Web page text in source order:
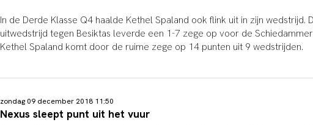
In de Derde Klasse Q4 haalde Kethel Spaland ook flink uit in zijn wedstrijd.
uitwedstrijd tegen Besiktas leverde een 1-7 zege op voor de
Kethel Spaland komt door de ruime zege op 14 punten uit 9 wedstrijden.
zondag 09 december 2018 11:50
Nexus sleept punt uit het vuur